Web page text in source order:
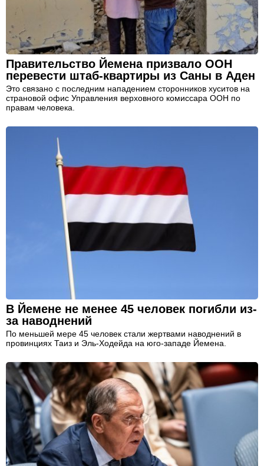
Правительство Йемена призвало ООН
перевести штаб-квартиры из Саны в Аден
Это связано с последним нападением сторонников хуситов на
страновой офис Управления верховного комиссара ООН по
правам человека.
В Йемене не менее 45 человек погибли из-
за наводнений
По меньшей мере 45 человек стали жертвами наводнений в
провинциях Таиз и Эль-Ходейда на юго-западе Йемена.